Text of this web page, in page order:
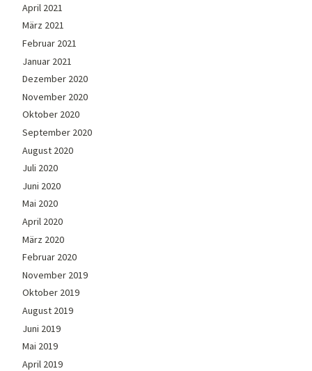
April 2021
März 2021
Februar 2021
Januar 2021
Dezember 2020
November 2020
Oktober 2020
September 2020
August 2020
Juli 2020
Juni 2020
Mai 2020
April 2020
März 2020
Februar 2020
November 2019
Oktober 2019
August 2019
Juni 2019
Mai 2019
April 2019